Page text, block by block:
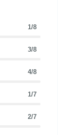
1/8
3/8
4/8
1/7
2/7